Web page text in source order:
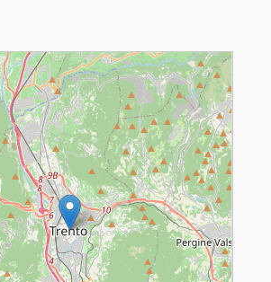
con incontro del Consiglio di Chiese